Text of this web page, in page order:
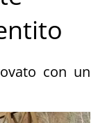
con un